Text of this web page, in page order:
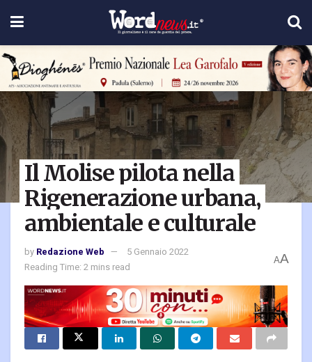
Il Molise pilota nella
Rigenerazione urbana,
ambientale e culturale
by Redazione Web
5 Gennaio 2022
Reading Time: 2 mins read
AA